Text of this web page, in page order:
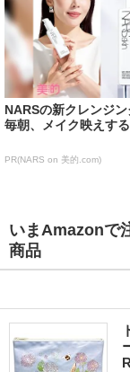
NARSの新クレンジ
毎朝、メイク映えす
PR(NARS on 美的.com)
いまAmazonで
商品